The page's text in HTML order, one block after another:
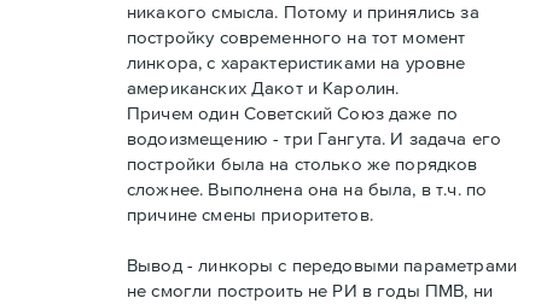
никакого смысла. Потому и принялись за
постройку современного на тот момент
линкора, с характеристиками на уровне
американских Дакот и Каролин.
Причем один Советский Союз даже по
водоизмещению - три Гангута. И задача его
постройки была на столько же порядков
сложнее. Выполнена она на была, в т.ч. по
причине смены приоритетов.
Вывод - линкоры с передовыми параметрами
не смогли построить не РИ в годы ПМВ, ни